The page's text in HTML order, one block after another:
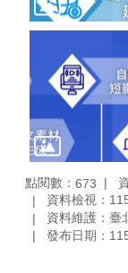
點閱數： 673
資料檢視：
資料維護：臺
發布日期：